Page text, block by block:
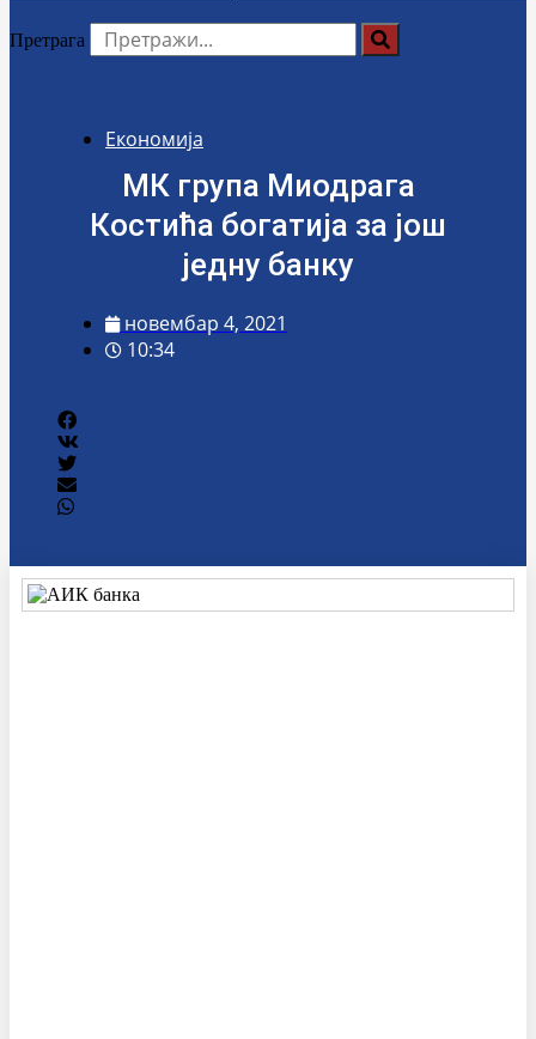
Претрага
Економија
МК група Миодрага
Костића богатија за још
једну банку
новембар 4, 2021
10:34